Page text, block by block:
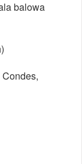
balowa